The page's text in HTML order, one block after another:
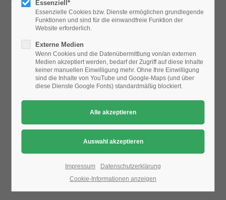
24h/ 365days
We offer support for our customers
Mon - Fri 8:00am - 5:00pm(GMT +1)
Get in touch
376-293 City Road, Suite 600
San Francisco, CA 94102
nicht angezeigt.
Bitte ändern Sie dieDatenschutz-Einstellungen, indem Sie
auch "externe Medien" zulassen.
Essenziell*
Essenzielle Cookies bzw. Dienste ermöglichen grundlegende
Funktionen und sind für die einwandfreie Funktion der
Website erforderlich.
Externe Medien
Wenn Cookies und die Datenübermittlung von/an externen
Medien akzeptiert werden, bedarf der Zugriff auf diese Inhalte
keiner manuellen Einwilligung mehr. Ohne Ihre Einwilligung
sind die Inhalte von YouTube und Google-Maps (und über
diese Dienste Google Fonts) standardmäßig blockiert.
Impressum
Datenschutzerklärung
Cookie-Informationen anzeigen